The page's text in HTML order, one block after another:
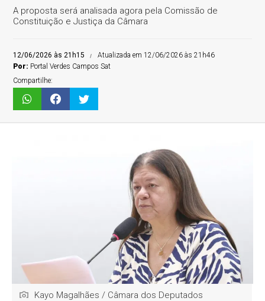
A proposta será analisada agora pela Comissão de
Constituição e Justiça da Câmara
12/06/2026 às 21h15
Atualizada em 12/06/2026 às 21h46
Por: Portal Verdes Campos Sat
Compartilhe:
Kayo Magalhães / Câmara dos Deputados